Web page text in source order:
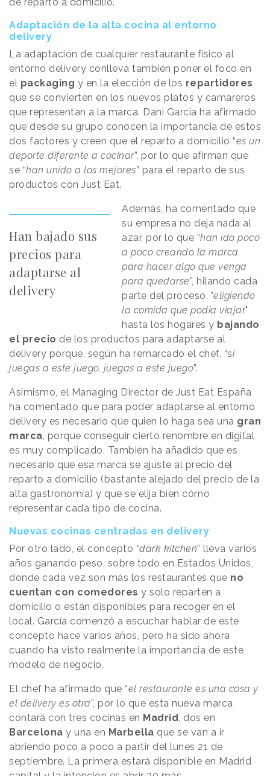
Adaptación de la alta cocina al entorno
delivery
La adaptación de cualquier restaurante físico al
entorno delivery conlleva también poner el foco en
el packaging y en la elección de los repartidores,
que se convierten en los nuevos platos y camareros
que representan a la marca. Dani García ha afirmado
que desde su grupo conocen la importancia de estos
dos factores y creen que el reparto a domicilio “es un
deporte diferente a cocinar”, por lo que afirman que
se “han unido a los mejores” para el reparto de sus
productos con Just Eat.
Han bajado sus
precios para
adaptarse al
delivery
Además, ha comentado que
su empresa no deja nada al
azar, por lo que “han ido poco
a poco creando la marca
para hacer algo que venga
para quedarse”, hilando cada
parte del proceso, "eligiendo
la comida que podía viajar"
hasta los hogares y bajando
el precio de los productos para adaptarse al
delivery porque, según ha remarcado el chef, “si
juegas a este juego, juegas a este juego”.
Asimismo, el Managing Director de Just Eat España
ha comentado que para poder adaptarse al entorno
delivery es necesario que quien lo haga sea una gran
marca, porque conseguir cierto renombre en digital
es muy complicado. También ha añadido que es
necesario que esa marca se ajuste al precio del
reparto a domicilio (bastante alejado del precio de la
alta gastronomía) y que se elija bien cómo
representar cada tipo de cocina.
Nuevas cocinas centradas en delivery
Por otro lado, el concepto “dark kitchen” lleva varios
años ganando peso, sobre todo en Estados Unidos,
donde cada vez son más los restaurantes que no
cuentan con comedores y solo reparten a
domicilio o están disponibles para recoger en el
local. García comenzó a escuchar hablar de este
concepto hace varios años, pero ha sido ahora
cuando ha visto realmente la importancia de este
modelo de negocio.
El chef ha afirmado que “el restaurante es una cosa y
el delivery es otra”, por lo que esta nueva marca
contará con tres cocinas en Madrid, dos en
Barcelona y una en Marbella que se van a ir
abriendo poco a poco a partir del lunes 21 de
septiembre. La primera estará disponible en Madrid